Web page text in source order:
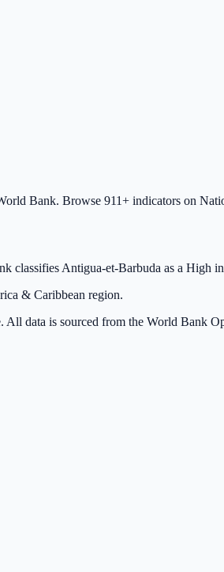
Bank. Browse 911+ indicators on
classifies Antigua-et-Barbuda as a High
& Caribbean region.
data is sourced from the World Bank